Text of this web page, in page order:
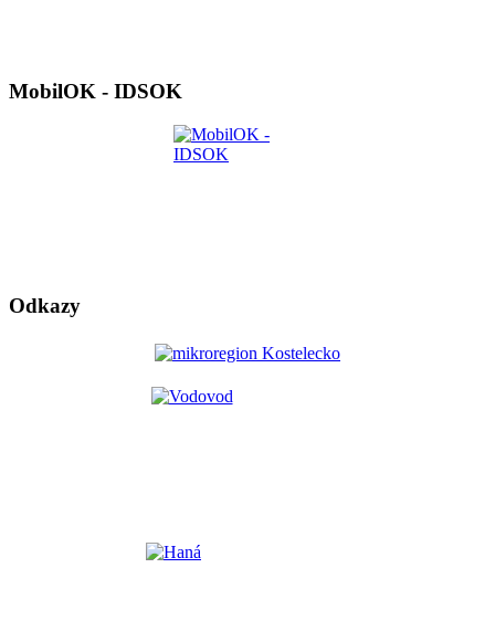
MobilOK - IDSOK
Odkazy